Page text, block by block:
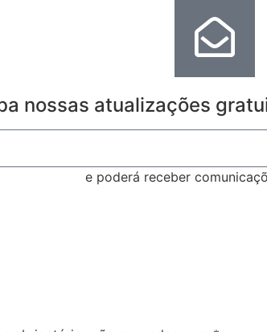
nossas atualizações
e poderá receber